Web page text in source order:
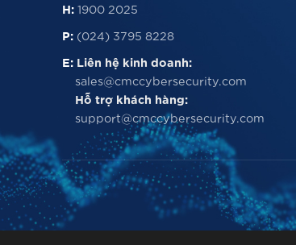
H: 1900 2025
P: (024) 3795 8228
E: Liên hệ kinh doanh:
sales@cmccybersecurity.com
Hỗ trợ khách hàng:
support@cmccybersecurity.com